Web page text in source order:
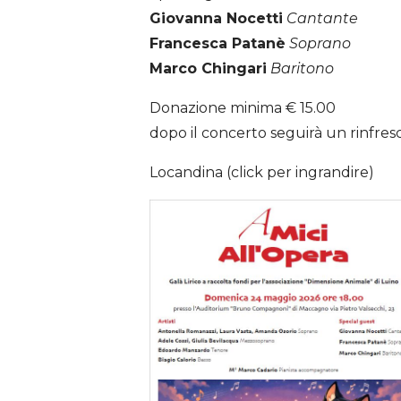
Giovanna Nocetti Cantante
Francesca Patanè Soprano
Marco Chingari Baritono
Donazione minima € 15.00
dopo il concerto seguirà un
Locandina (click per ingrandire)